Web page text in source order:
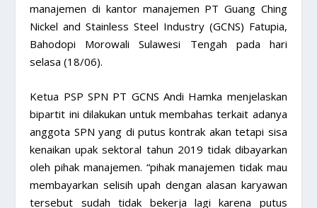
manajemen di kantor manajemen PT Guang Ching
Nickel and Stainless Steel Industry (GCNS) Fatupia,
Bahodopi Morowali Sulawesi Tengah pada hari
selasa (18/06).
Ketua PSP SPN PT GCNS Andi Hamka menjelaskan
bipartit ini dilakukan untuk membahas terkait adanya
anggota SPN yang di putus kontrak akan tetapi sisa
kenaikan upak sektoral tahun 2019 tidak dibayarkan
oleh pihak manajemen. “pihak manajemen tidak mau
membayarkan selisih upah dengan alasan karyawan
tersebut sudah tidak bekerja lagi karena putus